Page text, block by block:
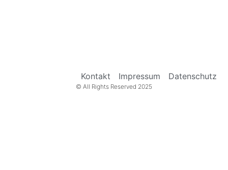
Kontakt Impressum Datenschutz
© All Rights Reserved 2025